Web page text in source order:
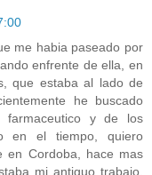
me habia paseado por
enfrente de ella, en
que estaba al lado de
he buscado
farmaceutico y de los
en el tiempo, quiero
en Cordoba, hace mas
mi antiguo trabajo,